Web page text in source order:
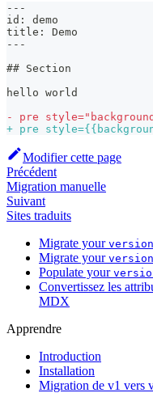
---
id: demo
title: Demo
---
## Section
hello world
-
pre
+ pre
Modifier cette page
Précédent
Migration manuelle
Suivant
Sites traduits
Migrate your
Migrate your
Populate your
Convertissez les
MDX
Apprendre
Introduction
Installation
Migration de v1 vers